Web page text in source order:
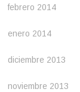
febrero 2014
enero 2014
diciembre 2013
noviembre 2013